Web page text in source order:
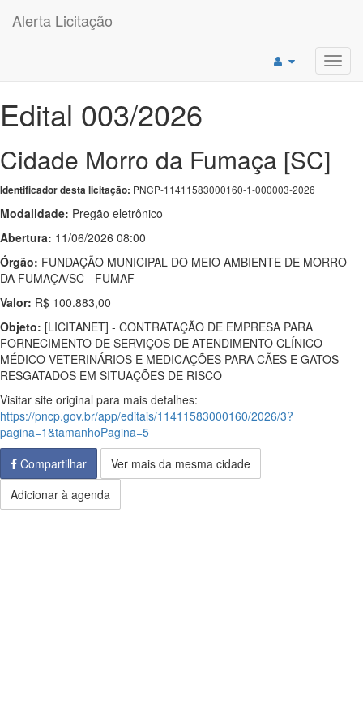
Alerta Licitação
Edital 003/2026
Cidade Morro da Fumaça [SC]
Identificador desta licitação: PNCP-11411583000160-1-000003-2026
Modalidade: Pregão eletrônico
Abertura: 11/06/2026 08:00
Órgão: FUNDAÇÃO MUNICIPAL DO MEIO AMBIENTE DE MORRO
DA FUMAÇA/SC - FUMAF
Valor: R$ 100.883,00
Objeto: [LICITANET] - CONTRATAÇÃO DE EMPRESA PARA
FORNECIMENTO DE SERVIÇOS DE ATENDIMENTO CLÍNICO
MÉDICO VETERINÁRIOS E MEDICAÇÕES PARA CÃES E GATOS
RESGATADOS EM SITUAÇÕES DE RISCO
Visitar site original para mais detalhes:
https://pncp.gov.br/app/editais/11411583000160/2026/3?
pagina=1&tamanhoPagina=5
Compartilhar
Ver mais da mesma cidade
Adicionar à agenda